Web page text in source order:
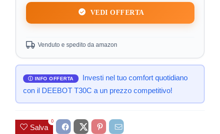
VEDI OFFERTA
Venduto e spedito da amazon
Investi nel tuo comfort quotidiano
con il DEEBOT T30C a un prezzo competitivo!
Salva
0